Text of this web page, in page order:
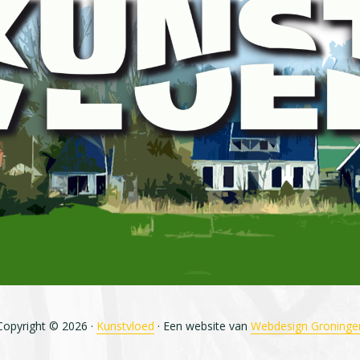
© 2026 · Kunstvloed · Een website van Webdesign